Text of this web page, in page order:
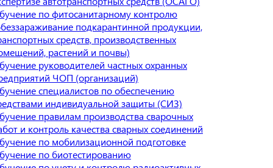
по фитосанитарному контролю
подкарантинной продукции,
средств, производственных
растений и почвы)
руководителей частных охранных
ЧОП (организаций)
специалистов по обеспечению
индивидуальной защиты (СИЗ)
правилам производства сварочных
и контроль качества сварных соединений
по мобилизационной подготовке
по биотестированию